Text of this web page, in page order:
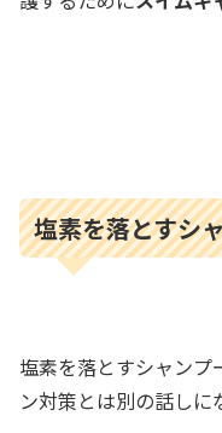
塩素を落とすシ
塩素を落とすシャンプ
ン対策とは別の話しに